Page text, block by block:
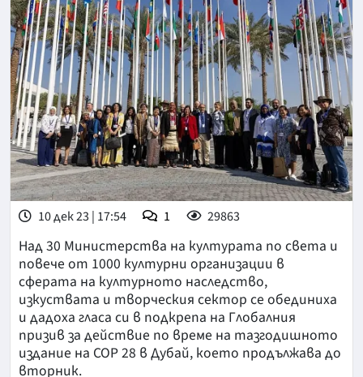
10 дек 23 | 17:54 1 29863
Над 30 Министерства на културата по света и
повече от 1000 културни организации в
сферата на културното наследство,
изкуствата и творческия сектор се обединиха
и дадоха гласа си в подкрепа на Глобалния
призив за действие по време на тазгодишното
издание на СОР 28 в Дубай, което продължава до
вторник.